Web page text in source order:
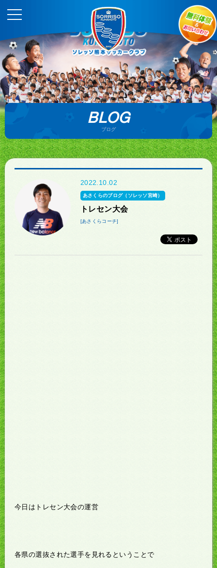
BLOG
ブログ
2022.10.02
あさくらのブログ（ソレッソ宮崎）
トレセン大会
[あさくらコーチ]
今日はトレセン大会の運営
各県の選抜された選手を見れるということで